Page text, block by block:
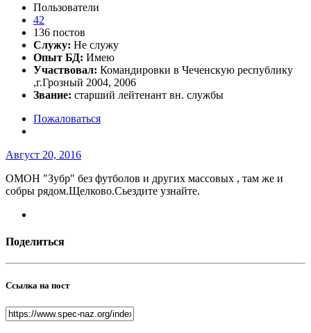
Пользователи
42
136 постов
Служу: Не служу
Опыт БД: Имею
Участвовал: Командировки в Чеченскую республику
,г.Грозный 2004, 2006
Звание: старший лейтенант вн. службы
Пожаловаться
Август 20, 2016
ОМОН "Зубр" без футболов и других массовых , там же и
собры рядом.Щелково.Сьездите узнайте.
Поделиться
Ссылка на пост